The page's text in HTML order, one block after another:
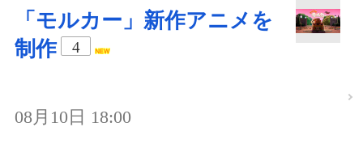
「モルカー」新作アニメを
制作
4
08月10日 18:00